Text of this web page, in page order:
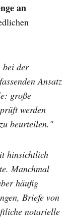
an
bei der
Ansatz
große
werden
beurteilen."
hinsichtlich
Manchmal
häufig
Briefe von
notarielle